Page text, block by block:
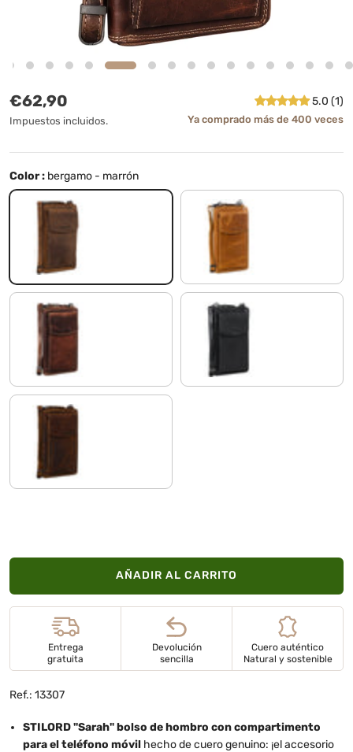
Precio normal
€62,90
Impuestos incluidos.
5.0 (1)
Ya comprado más de 400 veces
Color : bergamo - marrón
bergamo - marrón perugia - marrón
salerno - marrón negro
luino - marrón
AÑADIR AL CARRITO
Entrega
gratuita
Devolución
sencilla
Cuero auténtico
Natural y sostenible
Ref.: 13307
STILORD "Sarah" bolso de hombro con compartimento
para el teléfono móvil hecho de cuero genuino: ¡el accesorio